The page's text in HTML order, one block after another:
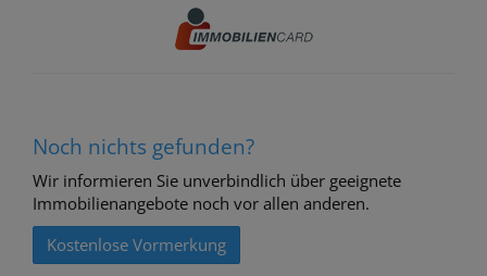
Noch nichts gefunden?
Wir informieren Sie unverbindlich über geeignete
Immobilienangebote noch vor allen anderen.
Kostenlose Vormerkung